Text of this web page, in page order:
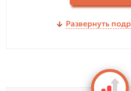
Развернуть